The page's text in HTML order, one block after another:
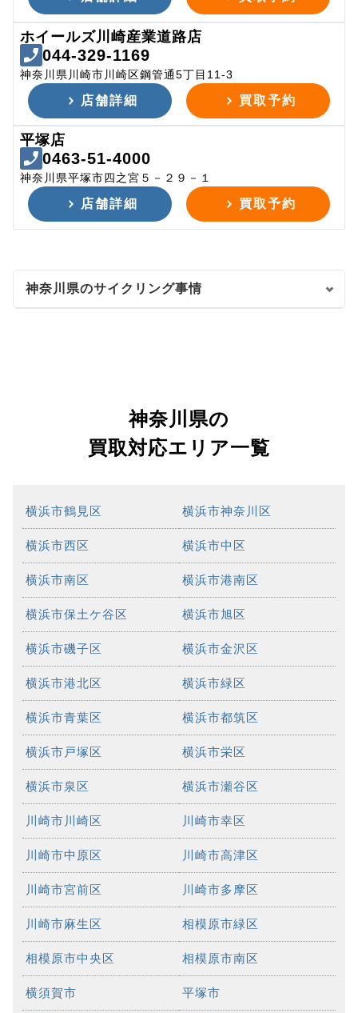
ホイールズ川崎産業道路店
044-329-1169
神奈川県川崎市川崎区鋼管通5丁目11-3
店舗詳細 買取予約
平塚店
0463-51-4000
神奈川県平塚市四之宮５－２９－１
店舗詳細 買取予約
神奈川県のサイクリング事情
神奈川県の
買取対応エリア一覧
横浜市鶴見区 横浜市神奈川区
横浜市西区 横浜市中区
横浜市南区 横浜市港南区
横浜市保土ケ谷区 横浜市旭区
横浜市磯子区 横浜市金沢区
横浜市港北区 横浜市緑区
横浜市青葉区 横浜市都筑区
横浜市戸塚区 横浜市栄区
横浜市泉区 横浜市瀬谷区
川崎市川崎区 川崎市幸区
川崎市中原区 川崎市高津区
川崎市宮前区 川崎市多摩区
川崎市麻生区 相模原市緑区
相模原市中央区 相模原市南区
横須賀市 平塚市